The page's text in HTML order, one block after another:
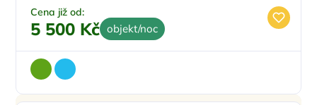
Cena již od:
5 500 Kč objekt/noc